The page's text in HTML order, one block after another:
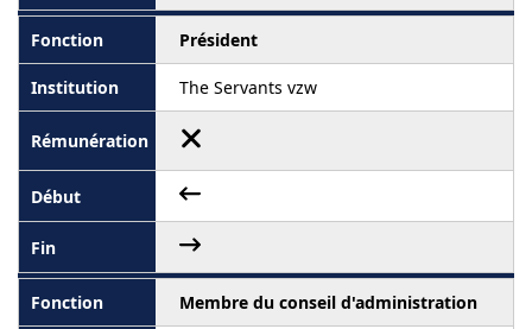
Président
The Servants vzw
Membre du conseil d'administration